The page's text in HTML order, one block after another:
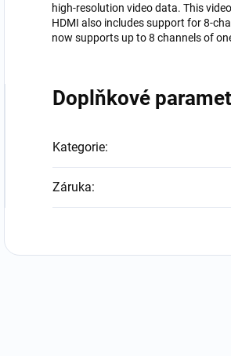
high-resolution video data. This
HDMI also includes support for 8-
now supports up to 8 channels of
Doplňkové
Kategorie:
Záruka: